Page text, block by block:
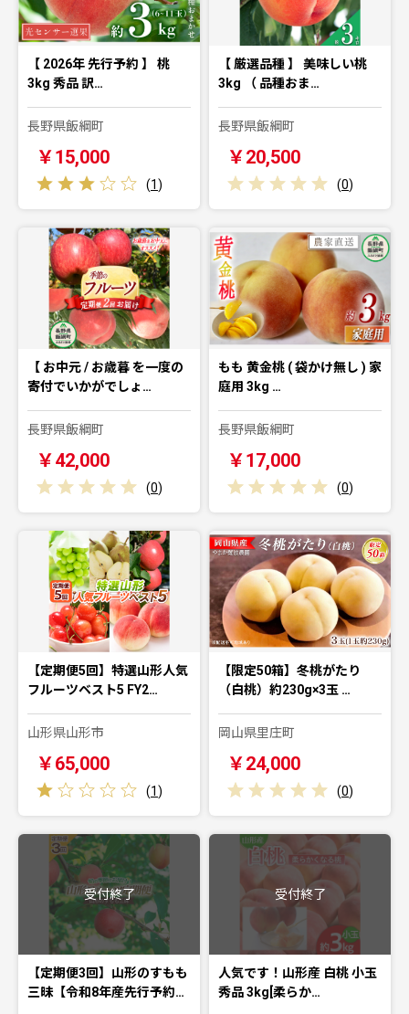
【 2026年 先行予約 】 桃
3kg 秀品 訳…
長野県飯綱町
￥15,000
(1)
【 厳選品種 】 美味しい桃
3kg （ 品種おま…
長野県飯綱町
￥20,500
(0)
【 お中元 / お歳暮 を一度の
寄付でいかがでしょ…
長野県飯綱町
￥42,000
(0)
もも 黄金桃 ( 袋かけ無し ) 家
庭用 3kg …
長野県飯綱町
￥17,000
(0)
【定期便5回】特選山形人気
フルーツベスト5 FY2…
山形県山形市
￥65,000
(1)
【限定50箱】冬桃がたり
（白桃）約230g×3玉 …
岡山県里庄町
￥24,000
(0)
受付終了
【定期便3回】山形のすもも
三昧【令和8年産先行予約…
受付終了
人気です！山形産 白桃 小玉
秀品 3kg[柔らか…